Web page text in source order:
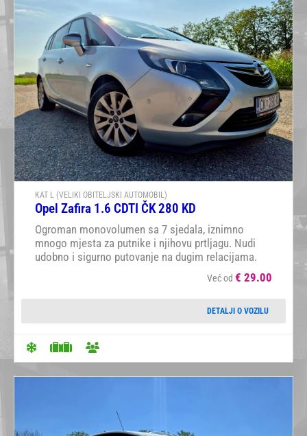
KAT L (VELIKI OBITELJSKI AUTOMOBIL)
Opel Zafira 1.6 CDTI ČK 280 KD
Ogroman monovolumen sa 7 sjedala, iznimno
mnogo mjesta za putnike i njihovu prtljagu. Nudi
udobno i sigurno putovanje na dugim relacijama.
Već od € 29.00
DETALJI O VOZILU